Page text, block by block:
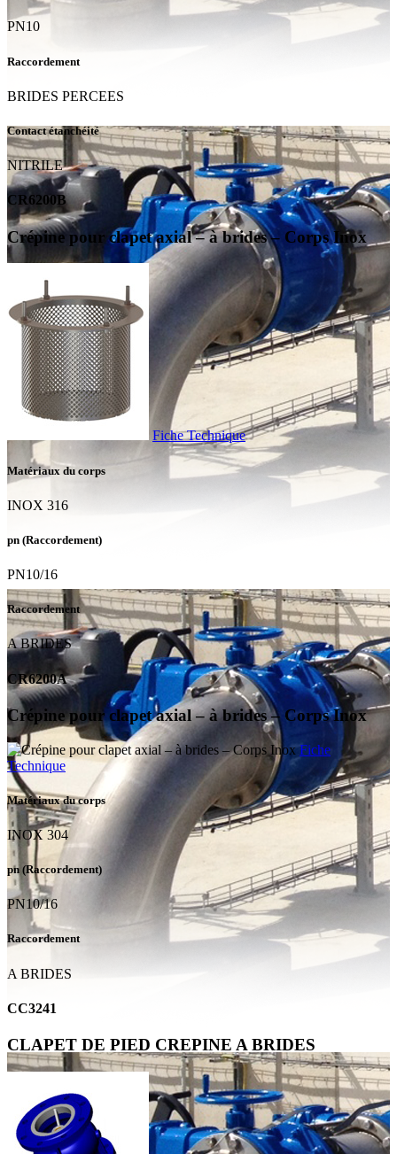
PN10
Raccordement
BRIDES PERCEES
Contact étanchéité
NITRILE
CR6200B
Crépine pour clapet axial – à brides – Corps Inox
Fiche Technique
Matériaux du corps
INOX 316
pn (Raccordement)
PN10/16
Raccordement
A BRIDES
CR6200A
Crépine pour clapet axial – à brides – Corps Inox
Fiche
Technique
Matériaux du corps
INOX 304
pn (Raccordement)
PN10/16
Raccordement
A BRIDES
CC3241
CLAPET DE PIED CREPINE A BRIDES